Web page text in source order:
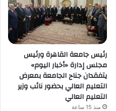
رئيس جامعة القاهرة ورئيس
مجلس إدارة «أخبار اليوم»
يتفقدان جناح الجامعة بمعرض
التعليم العالي بحضور نائب وزير
التعليم العالي
منذ 15 ساعة